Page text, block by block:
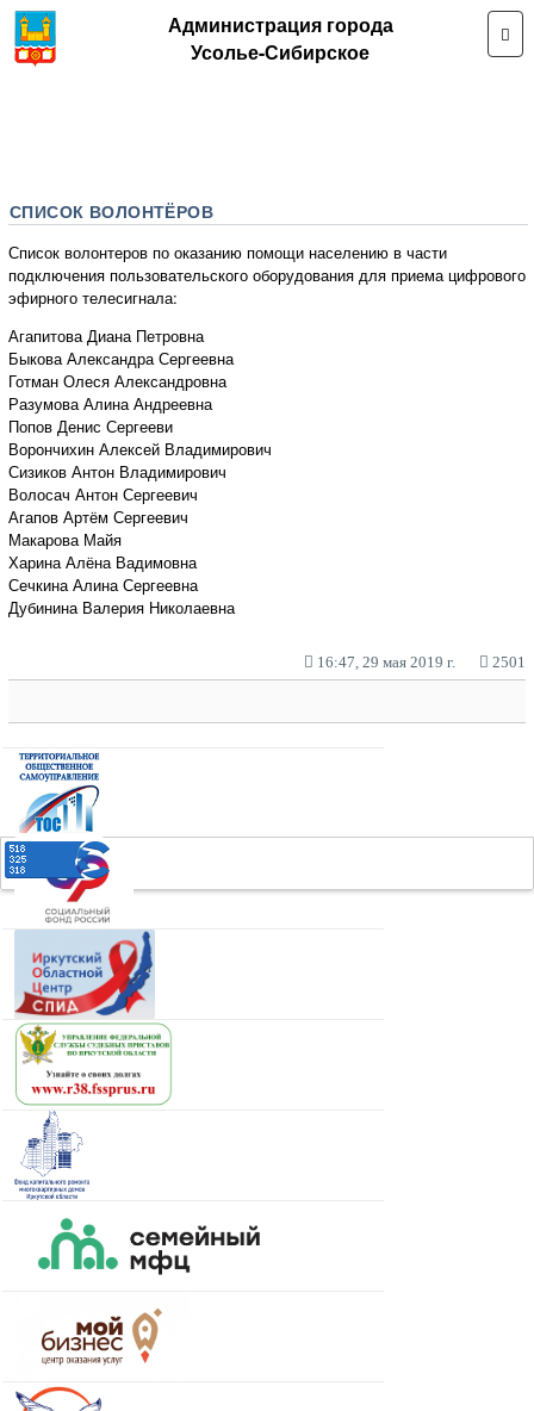
Администрация города
Усолье-Сибирское
СПИСОК ВОЛОНТЁРОВ
Список волонтеров по оказанию помощи населению в части
подключения пользовательского оборудования для приема цифрового
эфирного телесигнала:
Агапитова Диана Петровна
Быкова Александра Сергеевна
Готман Олеся Александровна
Разумова Алина Андреевна
Попов Денис Сергееви
Ворончихин Алексей Владимирович
Сизиков Антон Владимирович
Волосач Антон Сергеевич
Агапов Артём Сергеевич
Макарова Майя
Харина Алёна Вадимовна
Сечкина Алина Сергеевна
Дубинина Валерия Николаевна
16:47, 29 мая 2019 г. 2501